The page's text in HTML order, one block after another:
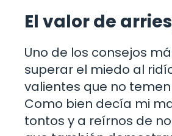
El valor de
Uno de los consejos
superar el miedo al
valientes que no
Como bien decía mi
tontos y a reírnos de